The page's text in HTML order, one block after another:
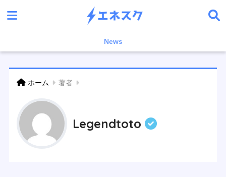
News
ホーム 著者
Legendtoto